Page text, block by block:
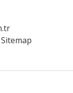
Sitemap